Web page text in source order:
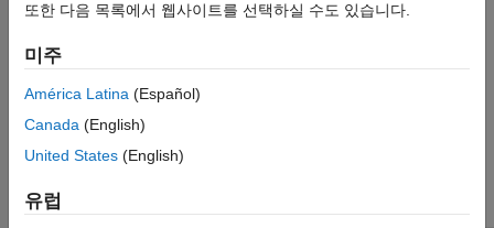
또한 다음 목록에서 웹사이트를 선택하실 수도 있습니다.
미주
América Latina (Español)
Canada (English)
United States (English)
유럽